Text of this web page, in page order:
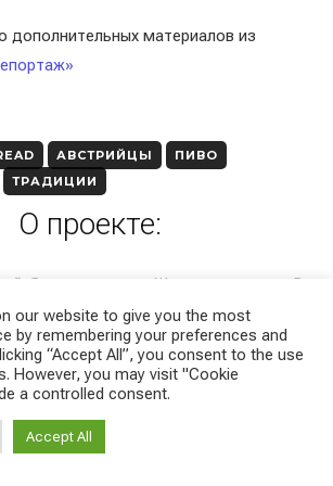
материалов из
АВСТРИЙЦЫ
ПИВО
ТРАДИЦИИ
О проекте:
Я автор проекта «Жизнь эмигранта». В
с семьёй из Краснодара в Австрию.
в маркетинге, а для помощи тем, кто
создали сайтEmigrants.life.
― это ежедневные новости о
и Европе. Переходите на сайт проекта
our website to give you the most
by remembering your preferences and
“Accept All”, you consent to the use
However, you may visit "Cookie
a controlled consent.
Accept All